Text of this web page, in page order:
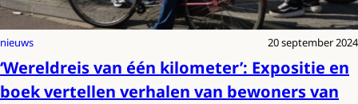
nieuws 20 september 2024
‘Wereldreis van één kilometer’: Expositie en
boek vertellen verhalen van bewoners van